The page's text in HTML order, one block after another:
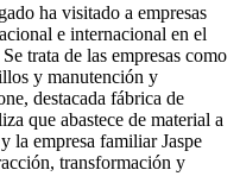
ha visitado a empresas
e internacional en el
trata de las empresas como
y manutención y
destacada fábrica de
que abastece de material a
la empresa familiar Jaspe
transformación y